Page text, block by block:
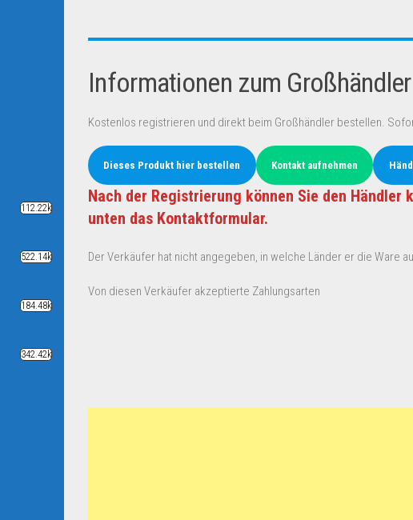
Informationen zum
Kostenlos registrieren und direkt beim Großhändler bestellen.
Dieses Produkt hier bestellen Kontakt aufnehmen
Nach der Registrierung können Sie den
unten das Kontaktformular.
Der Verkäufer hat nicht angegeben, in welche Länder er die Ware
Von diesen Verkäufer akzeptierte Zahlungsarten
112.22k
522.14k
184.48k
342.42k